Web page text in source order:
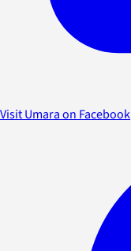
Visit Umara on Facebook